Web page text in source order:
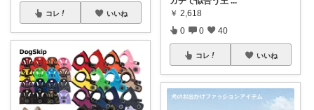
コレ いいね
￥ 2,618
0 0 40
コレ いいね